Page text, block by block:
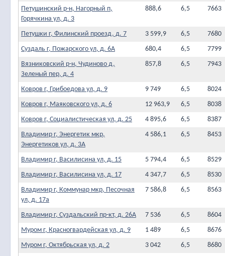
Петушинский р-н, Нагорный п,
Горячкина ул, д. 3
888,6 6,5 7663
Петушки г, Филинский проезд, д. 7 3 599,9 6,5
7680
Суздаль г, Пожарского ул, д. 6А
680,4 6,5
7799
Вязниковский р-н, Чудиново д,
Зеленый пер, д. 4
857,8 6,5 7943
Ковров г, Грибоедова ул, д. 9 9 749 6,5
8024
Ковров г, Маяковского ул, д. 6
12 963,9 6,5
8038
Ковров г, Социалистическая ул, д. 25
4 895,6 6,5
8387
Владимир г, Энергетик мкр,
Энергетиков ул, д. 3А
4 586,1 6,5 8453
Владимир г, Василисина ул, д. 15 5 794,4 6,5
8529
Владимир г, Василисина ул, д. 17
4 347,7 6,5
8530
Владимир г, Коммунар мкр, Песочная
ул, д. 17а
7 586,8 6,5 8563
Владимир г, Суздальский пр-кт, д. 26А 7 536 6,5
8604
Муром г, Красногвардейская ул, д. 9
1 489 6,5
8676
Муром г, Октябрьская ул, д. 2
3 042 6,5
8680